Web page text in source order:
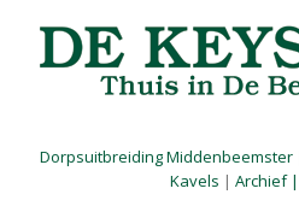
Dorpsuitbreiding Middenbeemster
Kavels | Archief|